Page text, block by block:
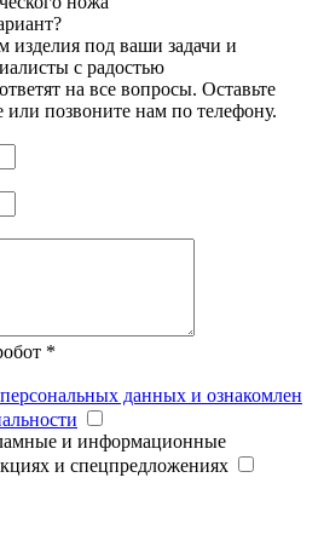
изделия под ваши задачи и
с радостью
на все вопросы. Оставьте
позвоните нам по телефону.
*
данных и ознакомлен
и информационные
и спецпредложениях